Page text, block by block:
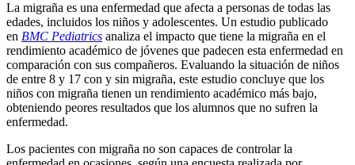
La migraña es una enfermedad que afecta a personas de todas las
edades, incluidos los niños y adolescentes. Un estudio publicado
en BMC Pediatrics analiza el impacto que tiene la migraña en el
rendimiento académico de jóvenes que padecen esta enfermedad en
comparación con sus compañeros. Evaluando la situación de niños
de entre 8 y 17 con y sin migraña, este estudio concluye que los
niños con migraña tienen un rendimiento académico más bajo,
obteniendo peores resultados que los alumnos que no sufren la
enfermedad.
Los pacientes con migraña no son capaces de controlar la